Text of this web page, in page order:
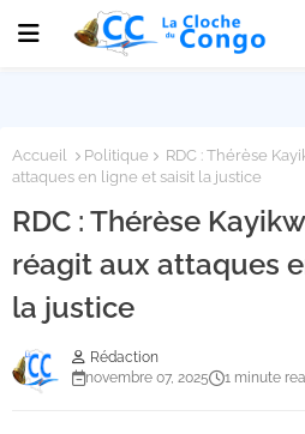
Accueil Politique
RDC : Thérèse
attaques en ligne et saisit la justice
RDC : Thérèse
réagit aux attaques
la justice
Rédaction
novembre 07, 2025
1 minute